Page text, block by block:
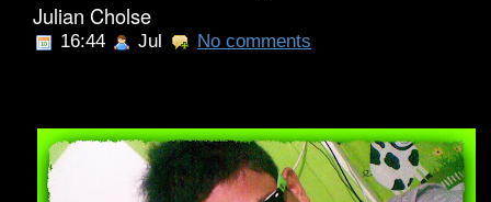
Julian Cholse
16:44 Jul No comments